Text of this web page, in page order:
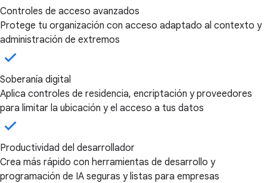
Controles de acceso avanzados
Protege tu organización con acceso adaptado al contexto y
administración de extremos
Soberanía digital
Aplica controles de residencia, encriptación y proveedores
para limitar la ubicación y el acceso a tus datos
Productividad del desarrollador
Crea más rápido con herramientas de desarrollo y
programación de IA seguras y listas para empresas